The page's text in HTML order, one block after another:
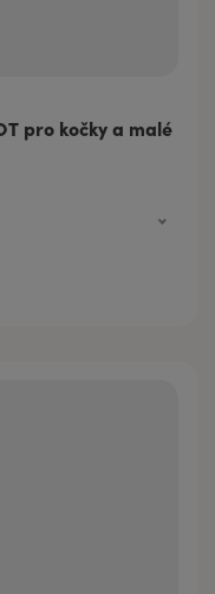
pro kočky a malé